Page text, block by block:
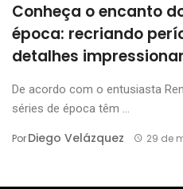
Conheça o encanto
época: recriando
detalhes
De acordo com o entusiasta
séries de época têm ...
PorDiego Velázquez 29 de